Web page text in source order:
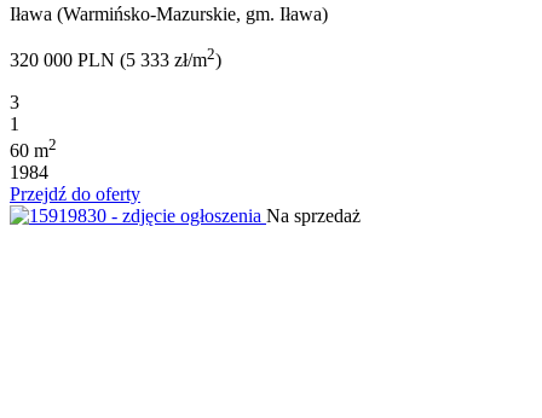
Iława (Warmińsko-Mazurskie, gm. Iława)
320 000 PLN (5 333 zł/m2)
3
1
60 m2
1984
Przejdź do oferty
Na sprzedaż